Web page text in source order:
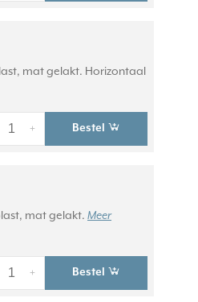
mat gelakt. Horizontaal
+ Bestel
mat gelakt. Meer
+ Bestel